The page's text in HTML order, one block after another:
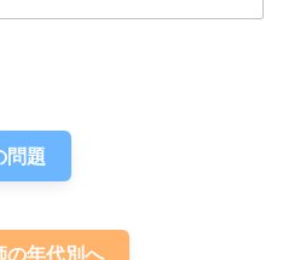
問題
の年代別へ